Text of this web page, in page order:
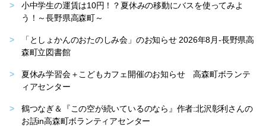
小中学生の運賃は10円！？夏休みの移動にバスを使ってみよ
う！～長野県高森町～
「としょかんのおたのしみ会」のお知らせ 2026年8月-長野県高
森町立図書館
夏休み学習会＋こどもカフェ開催のお知らせ 高森町ボランテ
ィアセンター
鶴つなぎ＆『この空が続いているのなら』作者:北沢彰利さんの
お話in高森町ボランティアセンター